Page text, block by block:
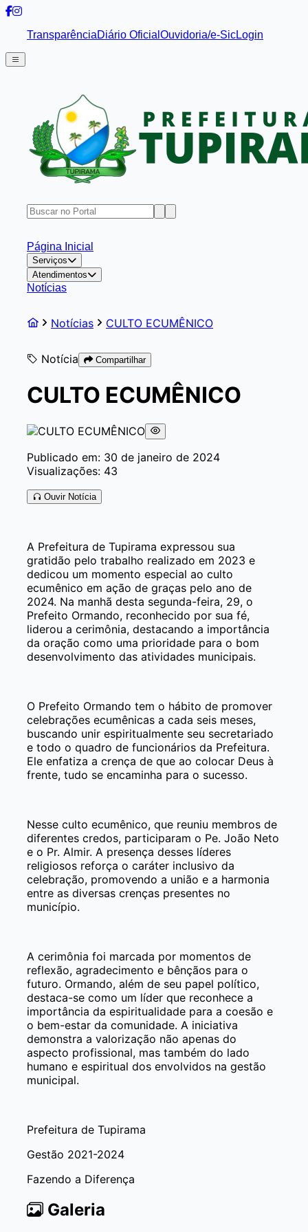
TransparênciaDiário Oficial Ouvidoria/e-SicLogin
Página Inicial
Serviços
Atendimentos
Notícias
Notícias CULTO ECUMÊNICO
Notícia Compartilhar
CULTO ECUMÊNICO
Publicado em: 30 de janeiro de 2024
Visualizações: 43
Ouvir Notícia
A Prefeitura de Tupirama expressou sua
gratidão pelo trabalho realizado em 2023 e
dedicou um momento especial ao culto
ecumênico em ação de graças pelo ano de
2024. Na manhã desta segunda-feira, 29, o
Prefeito Ormando, reconhecido por sua fé,
liderou a cerimônia, destacando a importância
da oração como uma prioridade para o bom
desenvolvimento das atividades municipais.
O Prefeito Ormando tem o hábito de promover
celebrações ecumênicas a cada seis meses,
buscando unir espiritualmente seu secretariado
e todo o quadro de funcionários da Prefeitura.
Ele enfatiza a crença de que ao colocar Deus à
frente, tudo se encaminha para o sucesso.
Nesse culto ecumênico, que reuniu membros de
diferentes credos, participaram o Pe. João Neto
e o Pr. Almir. A presença desses líderes
religiosos reforça o caráter inclusivo da
celebração, promovendo a união e a harmonia
entre as diversas crenças presentes no
município.
A cerimônia foi marcada por momentos de
reflexão, agradecimento e bênçãos para o
futuro. Ormando, além de seu papel político,
destaca-se como um líder que reconhece a
importância da espiritualidade para a coesão e
o bem-estar da comunidade. A iniciativa
demonstra a valorização não apenas do
aspecto profissional, mas também do lado
humano e espiritual dos envolvidos na gestão
municipal.
Prefeitura de Tupirama
Gestão 2021-2024
Fazendo a Diferença
Galeria